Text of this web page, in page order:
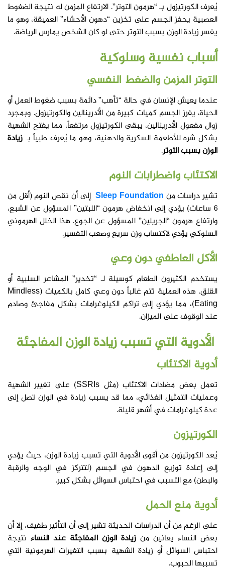
يُعرف الكورتيزول بـ “هرمون التوتر”. الارتفاع المزمن له نتيجة الضغوط
العصبية يحفز الجسم على تخزين “دهون الأحشاء” العميقة، وهو ما
يفسر زيادة الوزن بسبب التوتر حتى لو كان الشخص يمارس الرياضة.
أسباب نفسية وسلوكية
التوتر المزمن والضغط النفسي
عندما يعيش الإنسان في حالة “تأهب” دائمة بسبب ضغوط العمل أو
الحياة، يفرز الجسم كميات كبيرة من الأدرينالين والكورتيزول. وبمجرد
زوال مفعول الأدرينالين، يبقى الكورتيزول مرتفعاً، مما يفتح الشهية
بشكل شره للأطعمة السكرية والدهنية، وهو ما يُعرف طبياً بـزيادة
الوزن بسبب التوتر.
الاكتئاب واضطرابات النوم
تشير دراسات من Sleep Foundation إلى أن نقص النوم (أقل من
6 ساعات) يؤدي إلى انخفاض هرمون “اللبتين” المسؤول عن الشبع،
وارتفاع هرمون “الجريلين” المسؤول عن الجوع. هذا الخلل الهرموني
السلوكي يؤدي لاكتساب وزن سريع وصعب التفسير.
الأكل العاطفي دون وعي
يستخدم الكثيرون الطعام كوسيلة لـ “تخدير” المشاعر السلبية أو
القلق. هذه العملية تتم غالباً دون وعي كامل بالكميات (Mindless
Eating)، مما يؤدي إلى تراكم الكيلوغرامات بشكل مفاجئ وصادم
عند الوقوف على الميزان.
الأدوية التي تسبب زيادة الوزن المفاجئة
أدوية الاكتئاب
تعمل بعض مضادات الاكتئاب (مثل SSRIs) على تغيير الشهية
وعمليات التمثيل الغذائي، مما قد يسبب زيادة في الوزن تصل إلى
عدة كيلوغرامات في أشهر قليلة.
الكورتيزون
يُعد الكورتيزون من أقوى الأدوية التي تسبب زيادة الوزن، حيث يؤدي
إلى إعادة توزيع الدهون في الجسم (لتتركز في الوجه والرقبة
والبطن) مع التسبب في احتباس السوائل بشكل كبير.
أدوية منع الحمل
على الرغم من أن الدراسات الحديثة تشير إلى أن التأثير طفيف، إلا أن
بعض النساء يعانين من زيادة الوزن المفاجئة عند النساء نتيجة
احتباس السوائل أو زيادة الشهية بسبب التغيرات الهرمونية التي
تسببها الحبوب.